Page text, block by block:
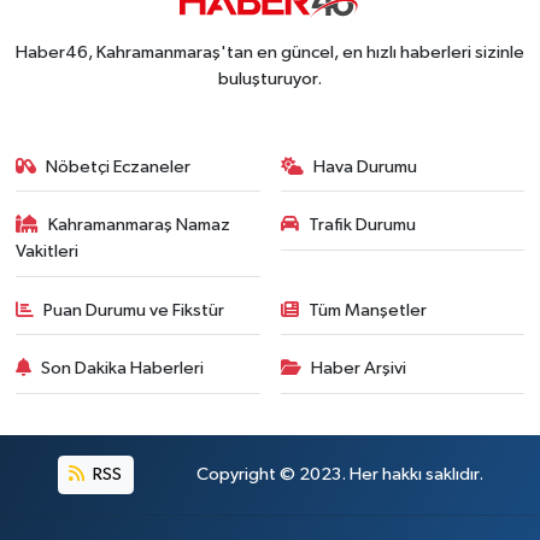
Kahramanmaraş'ın Tarihi Mirası İçin Ankara'da
Haber46, Kahramanmaraş'tan en güncel, en hızlı haberleri sizinle
buluşturuyor.
Nöbetçi Eczaneler Hava Durumu
Kahramanmaraş Namaz
Vakitleri
Trafik Durumu
Puan Durumu ve Fikstür Tüm Manşetler
Son Dakika Haberleri Haber Arşivi
RSS Copyright © 2023. Her hakkı saklıdır.